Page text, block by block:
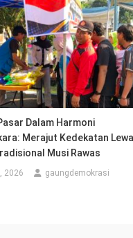
Dalam Harmoni
Merajut Kedekatan
Musi Rawas
2026 gaungdemokrasi